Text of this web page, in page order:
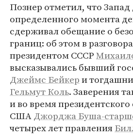
Познер отметил, что Запад
определенного момента
сдерживал обещание о
границ: об этом в
президентом СССР
высказывались бывший
Джеймс Бейкери
Гельмут Коль. Заверения
и во время президентского
СШАДжорджа Буша-
четырех лет правления